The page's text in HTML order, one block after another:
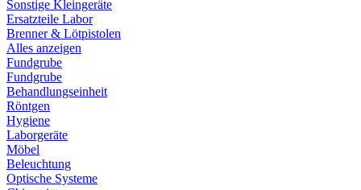
Sonstige Kleingeräte
Ersatzteile Labor
Brenner & Lötpistolen
Alles anzeigen
Fundgrube
Fundgrube
Behandlungseinheit
Röntgen
Hygiene
Laborgeräte
Möbel
Beleuchtung
Optische Systeme